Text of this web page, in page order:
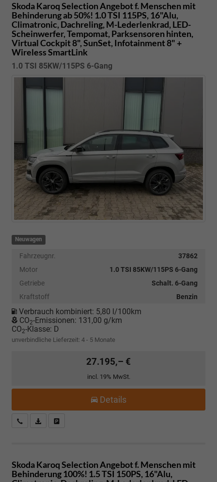
Skoda KaroqSelection Angebot f. Menschen mit
Behinderung ab 50%! 1.0 TSI 115PS, 16"Alu,
Climatronic, Dachreling, M-Lederlenkrad, LED-
Scheinwerfer, Tempomat, Parksensoren hinten,
Virtual Cockpit 8", SunSet, Infotainment 8" +
Wireless SmartLink
1.0 TSI 85KW/115PS 6-Gang
Neuwagen
Fahrzeugnr.
37862
Motor
1.0 TSI 85KW/115PS 6-Gang
Getriebe
Schalt. 6-Gang
Kraftstoff
Benzin
Verbrauch kombiniert: 5,80 l/100km
CO2-Emissionen: 131,00 g/km
CO2-Klasse: D
unverbindliche Lieferzeit: 4 - 5 Monate
27.195,– €
incl. 19% MwSt.
Details
Kostenloser Rückruf-Service
PDF-Datei, Fahrzeugexposé drucken
Skoda KaroqSelection Angebot f. Menschen mit
Behinderung 100%! 1.5 TSI 150PS, 16"Alu,